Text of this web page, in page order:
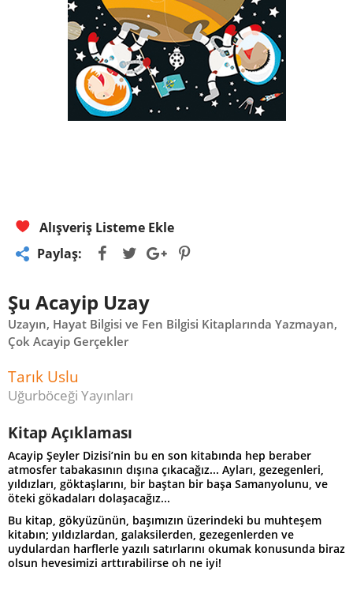
Alışveriş Listeme Ekle
Paylaş:
Şu Acayip Uzay
Uzayın, Hayat Bilgisi ve Fen Bilgisi Kitaplarında Yazmayan,
Çok Acayip Gerçekler
Tarık Uslu
Uğurböceği Yayınları
Kitap Açıklaması
Acayip Şeyler Dizisi’nin bu en son kitabında hep beraber
atmosfer tabakasının dışına çıkacağız... Ayları, gezegenleri,
yıldızları, göktaşlarını, bir baştan bir başa Samanyolunu, ve
öteki gökadaları dolaşacağız...
Bu kitap, gökyüzünün, başımızın üzerindeki bu muhteşem
kitabın; yıldızlardan, galaksilerden, gezegenlerden ve
uydulardan harflerle yazılı satırlarını okumak konusunda biraz
olsun hevesimizi arttırabilirse oh ne iyi!